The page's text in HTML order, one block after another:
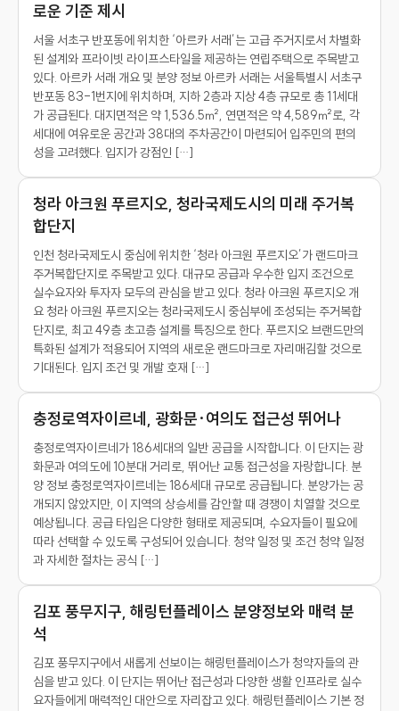
로운 기준 제시
서울 서초구 반포동에 위치한 ‘아르카 서래’는 고급 주거지로서 차별화
된 설계와 프라이빗 라이프스타일을 제공하는 연립주택으로 주목받고
있다. 아르카 서래 개요 및 분양 정보 아르카 서래는 서울특별시 서초구
반포동 83-1번지에 위치하며, 지하 2층과 지상 4층 규모로 총 11세대
가 공급된다. 대지면적은 약 1,536.5㎡, 연면적은 약 4,589㎡로, 각
세대에 여유로운 공간과 38대의 주차공간이 마련되어 입주민의 편의
성을 고려했다. 입지가 강점인 […]
청라 아크원 푸르지오, 청라국제도시의 미래 주거복
합단지
인천 청라국제도시 중심에 위치한 ‘청라 아크원 푸르지오’가 랜드마크
주거복합단지로 주목받고 있다. 대규모 공급과 우수한 입지 조건으로
실수요자와 투자자 모두의 관심을 받고 있다. 청라 아크원 푸르지오 개
요 청라 아크원 푸르지오는 청라국제도시 중심부에 조성되는 주거복합
단지로, 최고 49층 초고층 설계를 특징으로 한다. 푸르지오 브랜드만의
특화된 설계가 적용되어 지역의 새로운 랜드마크로 자리매김할 것으로
기대된다. 입지 조건 및 개발 호재 […]
충정로역자이르네, 광화문·여의도 접근성 뛰어나
충정로역자이르네가 186세대의 일반 공급을 시작합니다. 이 단지는 광
화문과 여의도에 10분대 거리로, 뛰어난 교통 접근성을 자랑합니다. 분
양 정보 충정로역자이르네는 186세대 규모로 공급됩니다. 분양가는 공
개되지 않았지만, 이 지역의 상승세를 감안할 때 경쟁이 치열할 것으로
예상됩니다. 공급 타입은 다양한 형태로 제공되며, 수요자들이 필요에
따라 선택할 수 있도록 구성되어 있습니다. 청약 일정 및 조건 청약 일정
과 자세한 절차는 공식 […]
김포 풍무지구, 해링턴플레이스 분양정보와 매력 분
석
김포 풍무지구에서 새롭게 선보이는 해링턴플레이스가 청약자들의 관
심을 받고 있다. 이 단지는 뛰어난 접근성과 다양한 생활 인프라로 실수
요자들에게 매력적인 대안으로 자리잡고 있다. 해링턴플레이스 기본 정